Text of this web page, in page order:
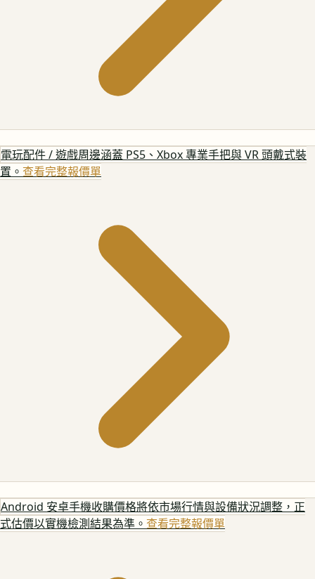
電玩配件 / 遊戲周邊涵蓋 PS5、Xbox 專業手把與 VR 頭戴式裝
置。 查看完整報價單
Android 安卓手機收購價格將依市場行情與設備狀況調整，正
式估價以實機檢測結果為準。 查看完整報價單